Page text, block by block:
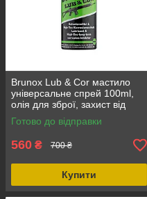
Brunox Lub & Cor мастило
універсальне спрей 100ml,
олія для зброї, захист від
корозії, для вогнепальної
зброї
Готово до відправки
560 ₴ 700 ₴
Купити